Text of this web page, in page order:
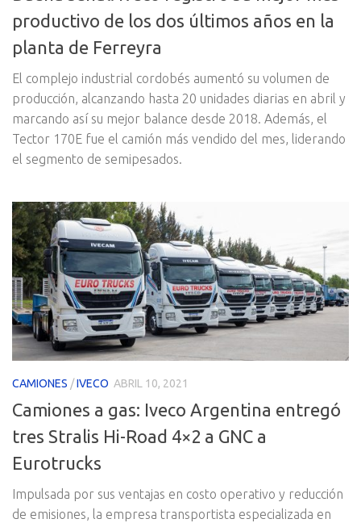
productivo de los dos últimos años en la
planta de Ferreyra
El complejo industrial cordobés aumentó su volumen de
producción, alcanzando hasta 20 unidades diarias en abril y
marcando así su mejor balance desde 2018. Además, el
Tector 170E fue el camión más vendido del mes, liderando
el segmento de semipesados.
CAMIONES /IVECO ABRIL 10, 2021
Camiones a gas: Iveco Argentina entregó
tres Stralis Hi-Road 4×2 a GNC a
Eurotrucks
Impulsada por sus ventajas en costo operativo y reducción
de emisiones, la empresa transportista especializada en